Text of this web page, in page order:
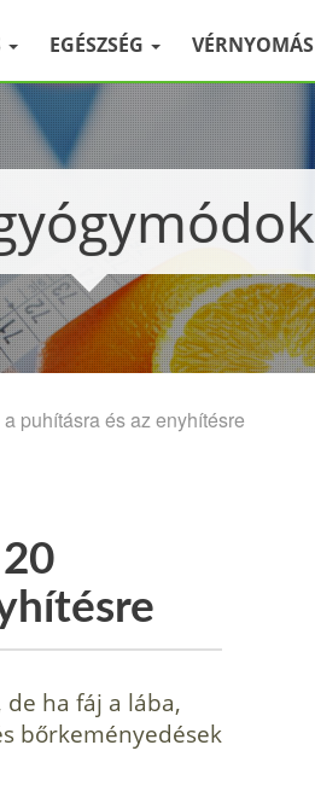
EGÉSZSÉG VÉRNYOMÁS
gyógymódok
puhításra és az enyhítésre
ha fáj a lába,
bőrkeményedések